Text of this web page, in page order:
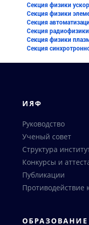
Секция физики
Секция физики
Секция
Секция
Секция физики
Секция
ИЯФ
Руководство
Ученый совет
Структура
Конкурсы и
Публикации
Противодействие
ОБРАЗОВАНИЕ